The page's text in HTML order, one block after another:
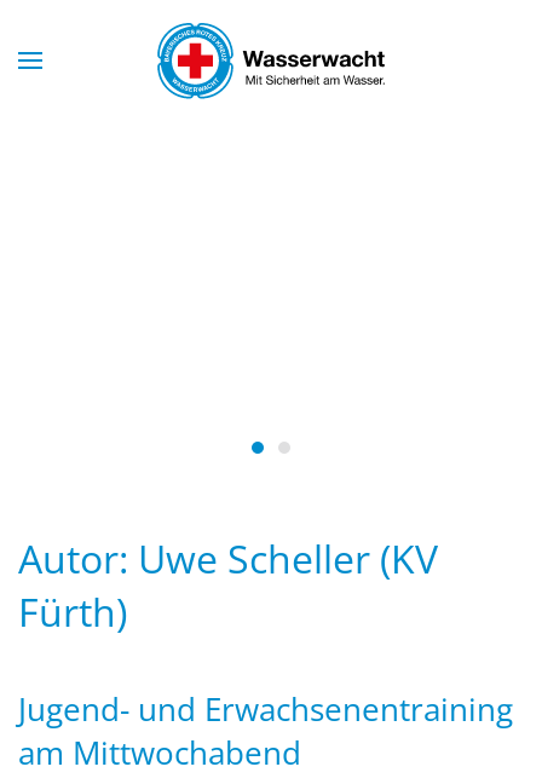
Skip to main content
Wasserwacht Bayern
Autor: Uwe Scheller (KV
Fürth)
Jugend- und Erwachsenentraining
am Mittwochabend